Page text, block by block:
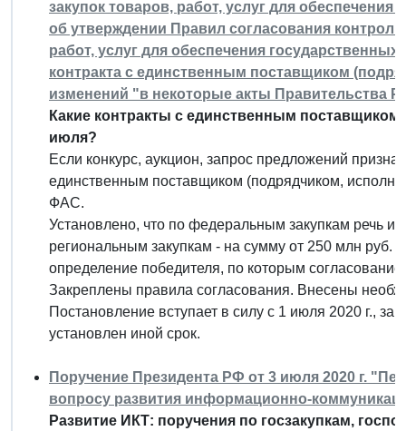
закупок товаров, работ, услуг для
об утверждении Правил согласования
работ, услуг для обеспечения
контракта с единственным поставщиком
изменений "в некоторые акты Правительства
Какие контракты с единственным
июля?
Если конкурс, аукцион, запрос предложений
единственным поставщиком (подрядчиком,
ФАС.
Установлено, что по федеральным закупкам речь
региональным закупкам - на сумму от 250 млн руб.
определение победителя, по которым
Закреплены правила согласования. Внесены
Постановление вступает в силу с 1 июля 2020 г.,
установлен иной срок.
Поручение Президента РФ от 3 июля 2020 г.
вопросу развития информационно-
Развитие ИКТ: поручения по госзакупкам,